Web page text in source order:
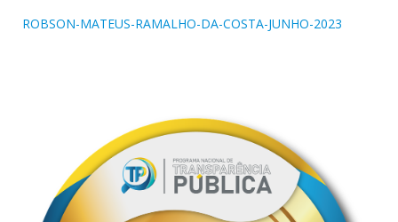
ROBSON-MATEUS-RAMALHO-DA-COSTA-JUNHO-2023